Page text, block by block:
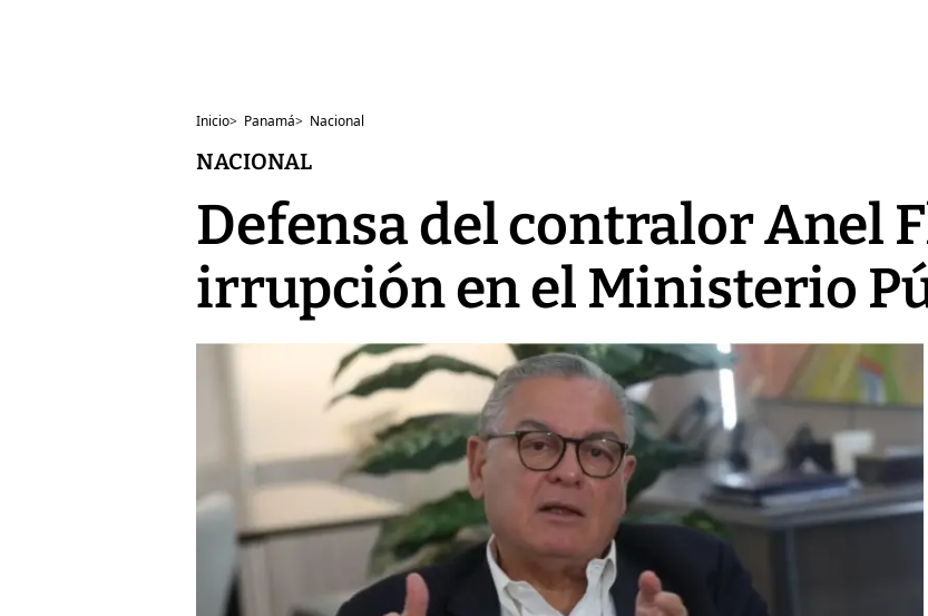
Inicio> Panamá> Nacional
NACIONAL
Defensa del contralor Anel
irrupción en el Ministerio
Video, Japón: Terremoto
deja heridos y graves
daños en Kumamoto